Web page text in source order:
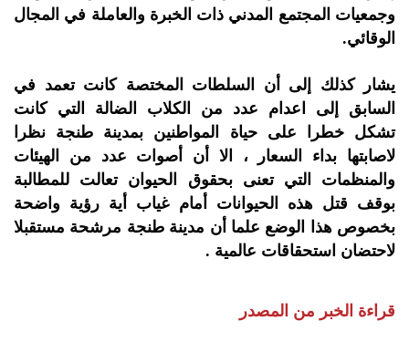
وجمعيات المجتمع المدني ذات الخبرة والعاملة في المجال
الوقائي.
يشار كذلك إلى أن السلطات المختصة كانت تعمد في
السابق إلى اعدام عدد من الكلاب الضالة التي كانت
تشكل خطرا على حياة المواطنين بمدينة طنجة نظرا
لاصابتها بداء السعار ، الا أن أصوات عدد من الهيئات
والمنظمات التي تعنى بحقوق الحيوان تعالت للمطالبة
بوقف قتل هذه الحيوانات أمام غياب أية رؤية واضحة
بخصوص هذا الوضع علما أن مدينة طنجة مرشحة مستقبلا
لاحتضان استحقاقات عالمية .
قراءة الخبر من المصدر